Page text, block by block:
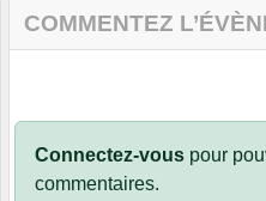
COMMENTEZ
Connectez-vous pour
commentaires.